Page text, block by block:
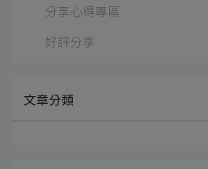
分享心得專區
好評分享
文章分類